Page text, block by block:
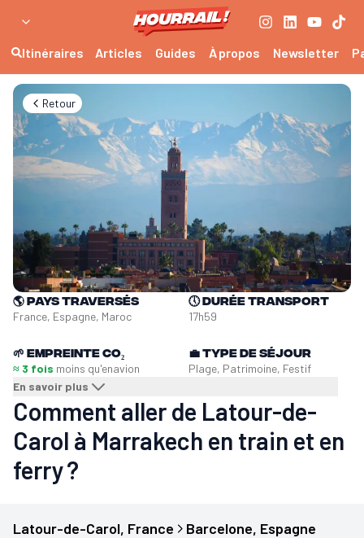
Itinéraires Articles Guides À propos Newsletter
Retour
🌎Pays traversés
France, Espagne, Maroc
🕔Durée transport
17h59
🌱 Empreinte CO₂
≈ 3 fois moins qu'enavion
En savoir plus
💼Type de séjour
Plage, Patrimoine, Festif
Comment aller de Latour-de-
Carol à Marrakech en train et en
ferry ?
Latour-de-Carol, France Barcelone, Espagne